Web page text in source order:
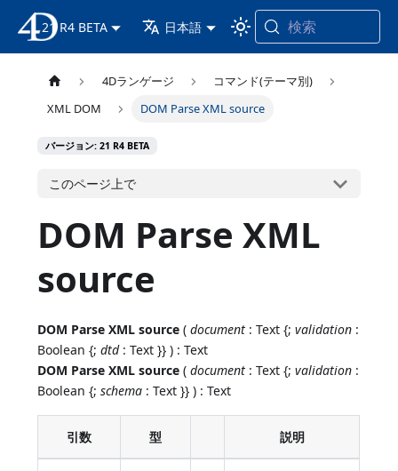
4D ドキュメンテーション
21 R4 BETA 日本語 検索
4Dランゲージ
コマンド(テーマ別)
XML DOM
DOM Parse XML source
バージョン: 21 R4 BETA
このページ上で
DOM Parse XML
source
DOM Parse XML source (document : Text {;validation :
Boolean {;dtd: Text }} ) : Text
DOM Parse XML source (document : Text {;validation :
Boolean {;schema : Text }} ) : Text
引数 型 説明